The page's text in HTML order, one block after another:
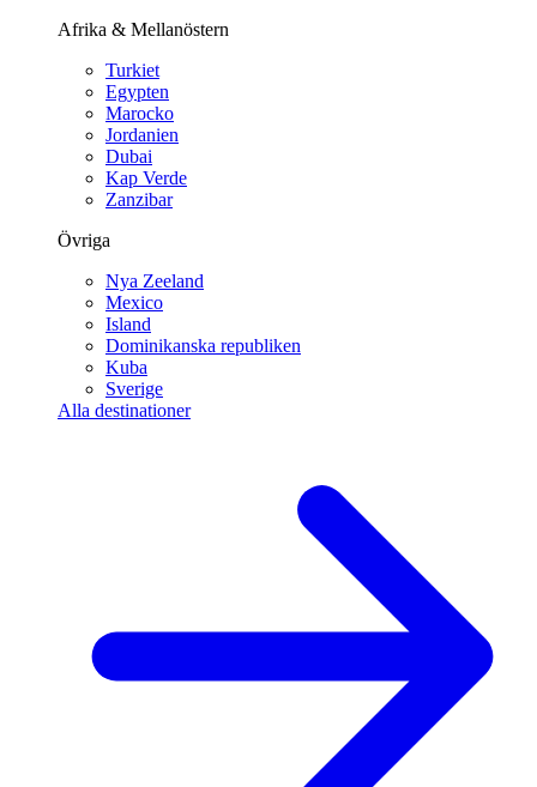
Afrika & Mellanöstern
Turkiet
Egypten
Marocko
Jordanien
Dubai
Kap Verde
Zanzibar
Övriga
Nya Zeeland
Mexico
Island
Dominikanska republiken
Kuba
Sverige
Alla destinationer